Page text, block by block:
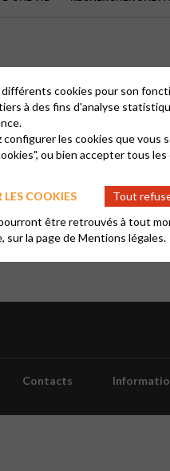
troisième jeudi du mois
les Actes des apôtres.
Contacts
cookies pour son
à des fins d'analyse
configurer les cookies que vous
ou bien accepter tous
LES COOKIES
Tout
être retrouvés à tout
sur la page deMentions légales.